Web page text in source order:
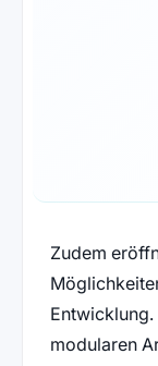
Zudem
modularen